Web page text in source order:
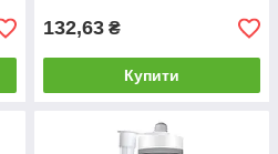
132,63 ₴
Купити